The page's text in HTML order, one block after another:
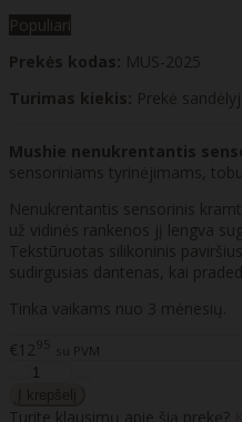
Populiari
Prekės kodas: MUS-2025
Turimas kiekis: Prekė
Mushie nenukrentantis
sensoriniams tyrinėjimams,
Nenukrentantis sensorinis
už vidinės rankenos jį lengva
Tekstūruotas silikoninis
sudirgusias dantenas, kai
Tinka vaikams nuo 3 mėnesių.
€1295 su PVM
Turite klausimų apie šią prekę?